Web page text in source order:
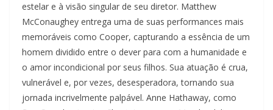
estelar e à visão singular de seu diretor. Matthew
McConaughey entrega uma de suas performances mais
memoráveis como Cooper, capturando a essência de um
homem dividido entre o dever para com a humanidade e
o amor incondicional por seus filhos. Sua atuação é crua,
vulnerável e, por vezes, desesperadora, tornando sua
jornada incrivelmente palpável. Anne Hathaway, como